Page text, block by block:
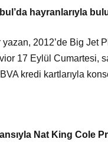
hayranlarıyla
yazan, 2012’de Big Jet
17 Eylül Cumartesi,
kredi kartlarıyla
Nat King Cole